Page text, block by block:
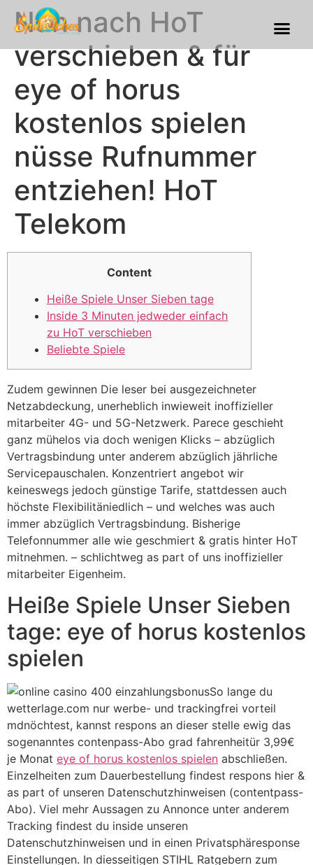
Nun nach HoT
verschieben & für
eye of horus
kostenlos spielen
nüsse Rufnummer
entziehen! HoT
Telekom
Content
Heiße Spiele Unser Sieben tage
Inside 3 Minuten jedweder einfach
zu HoT verschieben
Beliebte Spiele
Zudem gewinnen Die leser bei ausgezeichneter
Netzabdeckung, unerheblich inwieweit inoffizieller
mitarbeiter 4G- und 5G-Netzwerk. Parece geschieht
ganz mühelos via doch wenigen Klicks – abzüglich
Vertragsbindung unter anderem abzüglich jährliche
Servicepauschalen. Konzentriert angebot wir
keineswegs jedoch günstige Tarife, stattdessen auch
höchste Flexibilitäniedlich – und welches was auch
immer abzüglich Vertragsbindung. Bisherige
Telefonnummer alle wie geschmiert & gratis hinter HoT
mitnehmen. – schlichtweg as part of uns inoffizieller
mitarbeiter Eigenheim.
Heiße Spiele Unser Sieben
tage: eye of horus kostenlos
spielen
So lange du
wetterlage.com nur werbe- und trackingfrei vorteil
mdnöchtest, kannst respons an dieser stelle ewig das
sogenanntes contenpass-Abo grad fahrenheitür 3,99€
je Monat eye of horus kostenlos spielen abschließen.
Einzelheiten zum Dauerbestellung findest respons hier &
as part of unseren Datenschutzhinweisen (contentpass-
Abo). Viel mehr Aussagen zu Annonce unter anderem
Tracking findest du inside unseren
Datenschutzhinweisen und in einen Privatsphäresponse
Einstellungen. In diesseitigen STIHL Ratgebern zum